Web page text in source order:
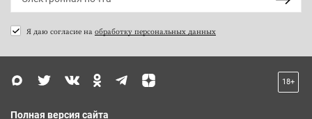
Я даю согласие на обработку персональных данных
18+
Полная версия сайта